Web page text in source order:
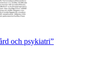
och psykiatri”